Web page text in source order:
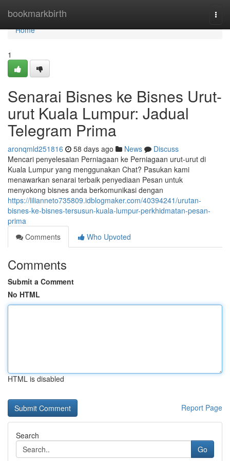
bookmarkbirth
Home
Home
1
Senarai Bisnes ke Bisnes Urut-
urut Kuala Lumpur: Jadual
Telegram Prima
aronqmld251816 58 days ago News
Discuss
Mencari penyelesaian Perniagaan ke Perniagaan urut-urut di
Kuala Lumpur yang menggunakan Chat? Pasukan kami
menawarkan senarai terbaik penyediaan Pesan untuk
menyokong bisnes anda berkomunikasi dengan
https://lilianneto735809.idblogmaker.com/40394241/urutan-
bisnes-ke-bisnes-tersusun-kuala-lumpur-perkhidmatan-pesan-
prima
Comments
Who Upvoted
Comments
Submit a Comment
No HTML
HTML is disabled
Report Page
Search
Go